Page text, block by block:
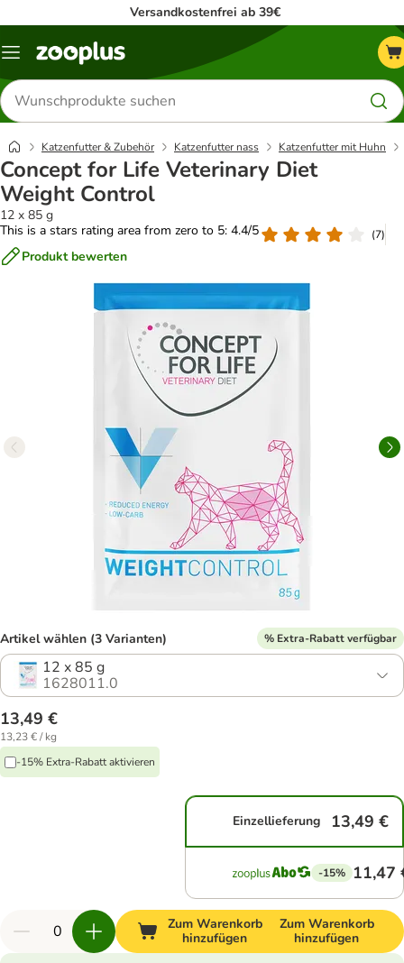
Versandkostenfrei ab 39€
Menü
Produkte
suchen
Katzenfutter & Zubehör Katzenfutter nass Katzenfutter mit Huhn
Concept for Life Veterinary Diet
Weight Control
12 x 85 g
This is a stars rating area from zero to 5: 4.4/5
(7)
Produkt bewerten
Artikel wählen (3 Varianten) % Extra-Rabatt verfügbar
12 x 85 g
1628011.0
13,49 €
13,23 € / kg
-15% Extra-Rabatt aktivieren
Einzellieferung 13,49 €
-15% 11,47
Zum Warenkorb
hinzufügen
Zum Warenkorb
hinzufügen